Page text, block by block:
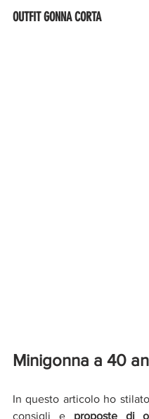
OUTFIT GONNA CORTA
Minigonna a 40
In questo articolo ho
consigli e proposte di